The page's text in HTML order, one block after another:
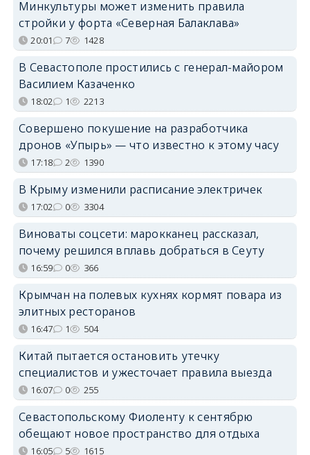
Минкультуры может изменить правила
стройки у форта «Северная Балаклава»
20:01 7 1428
В Севастополе простились с генерал-майором
Василием Казаченко
18:02 1 2213
Совершено покушение на разработчика
дронов «Упырь» — что известно к этому часу
17:18 2 1390
В Крыму изменили расписание электричек
17:02 0 3304
Виноваты соцсети: марокканец рассказал,
почему решился вплавь добраться в Сеуту
16:59 0 366
Крымчан на полевых кухнях кормят повара из
элитных ресторанов
16:47 1 504
Китай пытается остановить утечку
специалистов и ужесточает правила выезда
16:07 0 255
Севастопольскому Фиоленту к сентябрю
обещают новое пространство для отдыха
16:05 5 1615